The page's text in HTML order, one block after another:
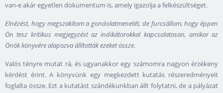
van-e akár egyetlen dokumentum is, amely igazolja a felkészültséget.
Elnézést, hogy megszakítom a gondolatmenetét, de furcsállom, hogy éppen
Ön tesz kritikus megjegyzést az indikátorokkal kapcsolatosan, amikor az
Önök könyvére alapozva állították ezeket össze.
Valós tényre mutat rá, és ugyanakkor egy számomra nagyon érzékeny
kérdést érint. A könyvünk egy megkezdett kutatás részeredményeit
foglalta össze. Ezt a kutatást szándékunkban állt folytatni, de a pályázat